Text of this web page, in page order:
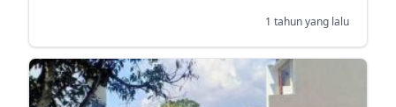
1 tahun yang lalu